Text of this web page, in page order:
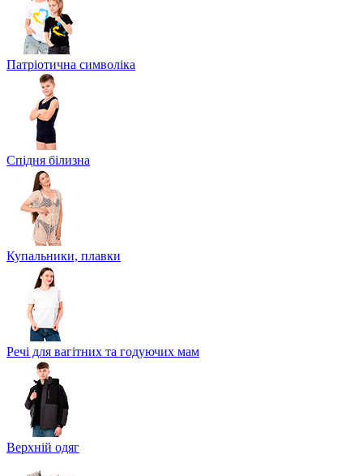
Патріотична символіка
Спідня білизна
Купальники, плавки
Речі для вагітних та годуючих мам
Верхній одяг